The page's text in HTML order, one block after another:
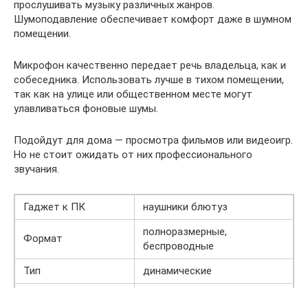
прослушивать музыку различных жанров.
Шумоподавление обеспечивает комфорт даже в шумном
помещении.
Микрофон качественно передает речь владельца, как и
собеседника. Использовать лучше в тихом помещении,
так как на улице или общественном месте могут
улавливаться фоновые шумы.
Подойдут для дома — просмотра фильмов или видеоигр.
Но не стоит ожидать от них профессионального
звучания.
Гаджет к ПК наушники блютуз
Формат
полноразмерные,
беспроводные
Тип
динамические